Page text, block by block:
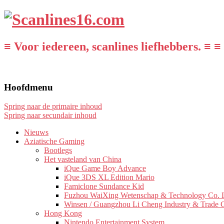
≡ Voor iedereen, scanlines liefhebbers. ≡ ≡
Hoofdmenu
Spring naar de primaire inhoud
Spring naar secundair inhoud
Nieuws
Aziatische Gaming
Bootlegs
Het vasteland van China
iQue Game Boy Advance
iQue 3DS XL Edition Mario
Famiclone Sundance Kid
Fuzhou WaiXing Wetenschap & Technology Co.
Winsen / Guangzhou Li Cheng Industry & Trade
Hong Kong